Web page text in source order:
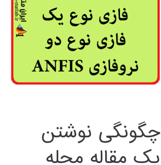
چگونگی نوشتن
یک مقاله مجله